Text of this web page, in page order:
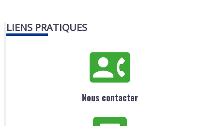
LIENS PRATIQUES
Nous contacter